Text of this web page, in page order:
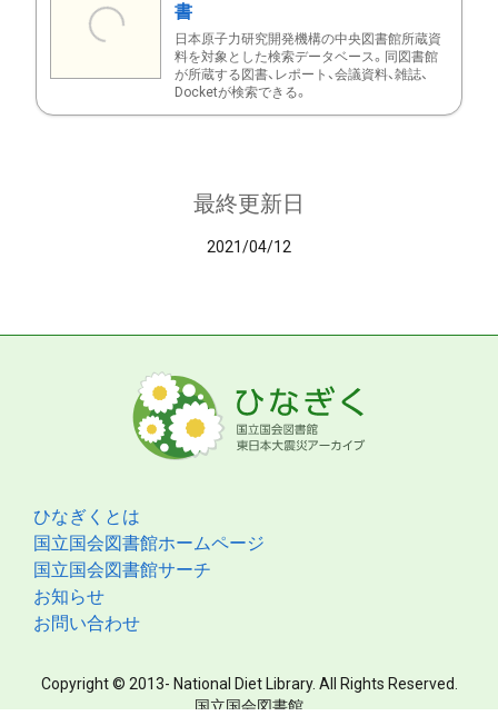
書
日本原子力研究開発機構の中央図書館所蔵資
料を対象とした検索データベース。同図書館
が所蔵する図書、レポート、会議資料、雑誌、
Docketが検索できる。
最終更新日
2021/04/12
ひなぎくとは
国立国会図書館ホームページ
国立国会図書館サーチ
お知らせ
お問い合わせ
Copyright © 2013- National Diet Library. All Rights Reserved.